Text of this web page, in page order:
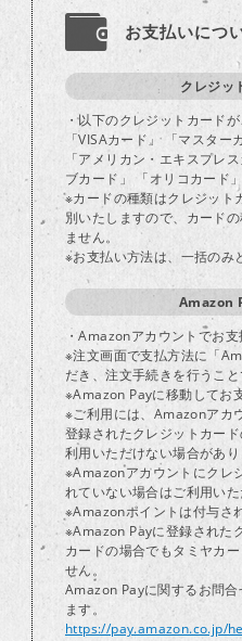
お支払いにつ
クレジッ
・以下のクレジットカード
「VISAカード」 「マスター
「アメリカン・エキスプレ
ブカード」 「オリコカード」
※カードの種類はクレジット
別いたしますので、カード
ません。
※お支払い方法は、一括のみ
Amazon
・Amazonアカウントでお
※注文画面で支払方法に「
だき、注文手続きを行うこと
※Amazon Payに移動してお
※ご利用には、Amazonアカ
登録されたクレジットカー
利用いただけない場合があり
※Amazonアカウントにクレ
れていない場合はご利用いた
※Amazonポイントは付与さ
※Amazon Payに登録された
カードの場合でもタミヤカ
せん。
Amazon Payに関するお問
ます。
https://pay.amazon.co.jp/